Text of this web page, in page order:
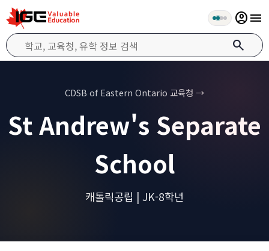
search
account_circlemenu
CDSB of Eastern Ontario 교육청 →
St Andrew's Separate
School
캐톨릭공립 | JK-8학년